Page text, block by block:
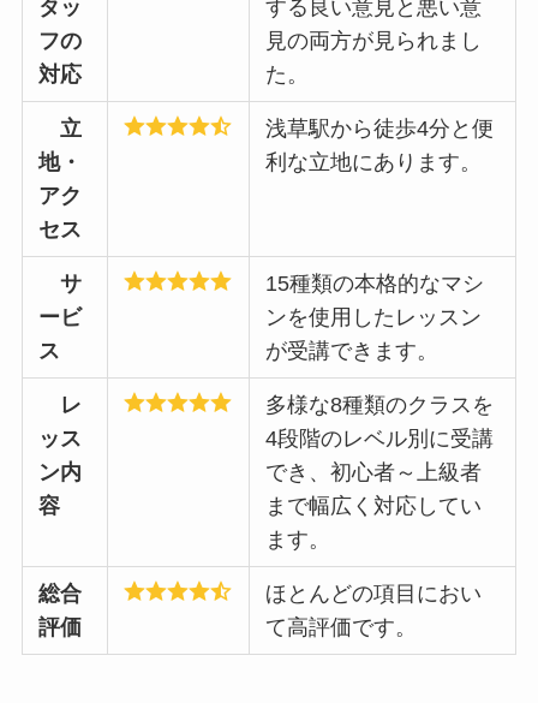
タッ
フの
対応
する良い意見と悪い意
見の両方が見られまし
た。
立
地・
アク
セス
浅草駅から徒歩4分と便
利な立地にあります。
サ
ービ
ス
15種類の本格的なマシ
ンを使用したレッスン
が受講できます。
レ
ッス
ン内
容
多様な8種類のクラスを
4段階のレベル別に受講
でき、初心者～上級者
まで幅広く対応してい
ます。
総合
評価
ほとんどの項目におい
て高評価です。